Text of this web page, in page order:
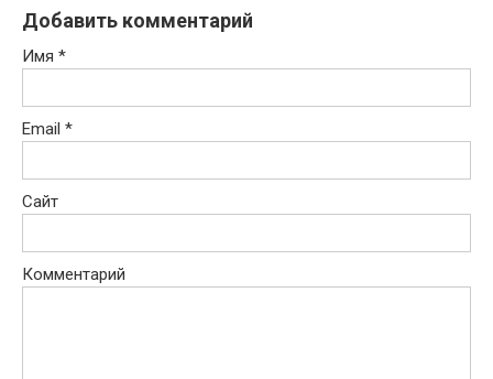
Добавить комментарий
Имя *
Email *
Сайт
Комментарий